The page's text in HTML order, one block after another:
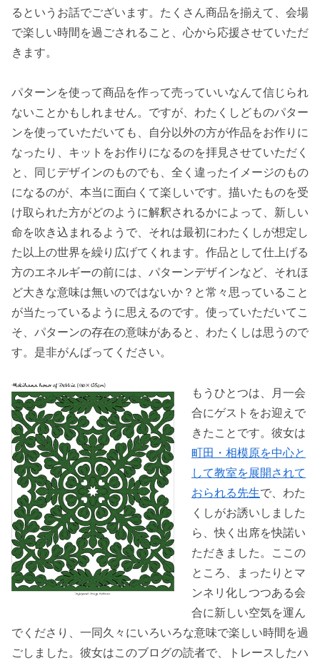
るというお話でございます。たくさん商品を揃えて、会場
で楽しい時間を過ごされること、心から応援させていただ
きます。
パターンを使って商品を作って売っていいなんて信じられ
ないことかもしれません。ですが、わたくしどものパター
ンを使っていただいても、自分以外の方が作品をお作りに
なったり、キットをお作りになるのを拝見させていただく
と、同じデザインのものでも、全く違ったイメージのもの
になるのが、本当に面白くて楽しいです。描いたものを受
け取られた方がどのように解釈されるかによって、新しい
命を吹き込まれるようで、それは最初にわたくしが想定し
た以上の世界を繰り広げてくれます。作品として仕上げる
方のエネルギーの前には、パターンデザインなど、それほ
ど大きな意味は無いのではないか？と常々思っていること
が当たっているように思えるのです。使っていただいてこ
そ、パターンの存在の意味があると、わたくしは思うので
す。是非がんばってください。
もうひとつは、月一会
合にゲストをお迎えで
きたことです。彼女は
町田・相模原を中心と
して教室を展開されて
おられる先生で、わた
くしがお誘いしました
ら、快く出席を快諾い
ただきました。ここの
ところ、まったりとマ
ンネリ化しつつある会
合に新しい空気を運ん
でくださり、一同久々にいろいろな意味で楽しい時間を過
ごしました。彼女はこのブログの読者で、トレースしたハ